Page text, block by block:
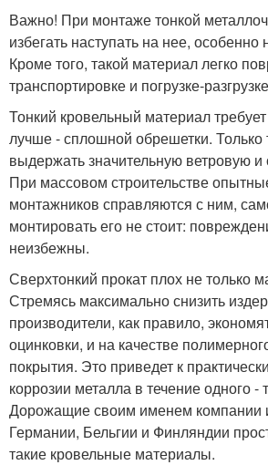
Важно! При монтаже тонкой
избегать наступать на нее,
Кроме того, такой материал легко
транспортировке и погрузке-
Тонкий кровельный материал
лучше - сплошной обрешетки. Только
выдержать значительную ветровую и
При массовом строительстве
монтажников справляются с ним,
монтировать его не стоит:
неизбежны.
Сверхтонкий прокат плох не только
Стремясь максимально снизить
производители, как правило,
оцинковки, и на качестве
покрытия. Это приведет к
коррозии металла в течение одного -
Дорожащие своим именем компании
Германии, Бельгии и Финляндии
такие кровельные материалы.